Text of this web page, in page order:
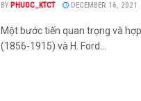
BY PHUOC_KTCT DECEMBER 16, 2021
Một bước tiến quan trọng và
(1856-1915) và H. Ford...